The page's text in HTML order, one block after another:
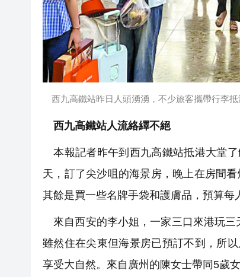
西九高鐵站昨日人頭湧湧，不少旅客攜帶行李
西九高鐵站人流絡繹不絕
本報記者昨午到西九高鐵站抵港大堂
天，訂了尖沙咀的海景房，晚上在房間
其餘是買一些名牌手袋和護膚品，預算每
來自西安的李小姐，一家三口來港玩三
雖然住在尖東但海景房已預訂不到，所
享受大自然。來自廣州的陳女士帶同5歲